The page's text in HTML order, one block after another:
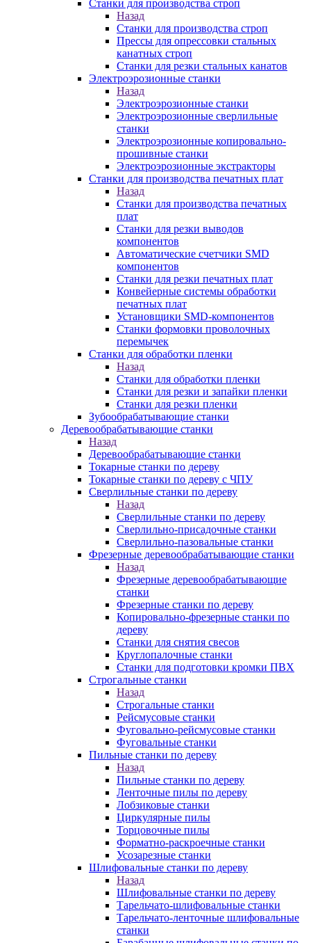
Станки для производства строп
Назад
Станки для производства строп
Прессы для опрессовки стальных
канатных строп
Станки для резки стальных канатов
Электроэрозионные станки
Назад
Электроэрозионные станки
Электроэрозионные сверлильные
станки
Электроэрозионные копировально-
прошивные станки
Электроэрозионные экстракторы
Станки для производства печатных плат
Назад
Станки для производства печатных
плат
Станки для резки выводов
компонентов
Автоматические счетчики SMD
компонентов
Станки для резки печатных плат
Конвейерные системы обработки
печатных плат
Установщики SMD-компонентов
Станки формовки проволочных
перемычек
Станки для обработки пленки
Назад
Станки для обработки пленки
Станки для резки и запайки пленки
Станки для резки пленки
Зубообрабатывающие станки
Деревообрабатывающие станки
Назад
Деревообрабатывающие станки
Токарные станки по дереву
Токарные станки по дереву с ЧПУ
Сверлильные станки по дереву
Назад
Сверлильные станки по дереву
Сверлильно-присадочные станки
Сверлильно-пазовальные станки
Фрезерные деревообрабатывающие станки
Назад
Фрезерные деревообрабатывающие
станки
Фрезерные станки по дереву
Копировально-фрезерные станки по
дереву
Станки для снятия свесов
Круглопалочные станки
Станки для подготовки кромки ПВХ
Строгальные станки
Назад
Строгальные станки
Рейсмусовые станки
Фуговально-рейсмусовые станки
Фуговальные станки
Пильные станки по дереву
Назад
Пильные станки по дереву
Ленточные пилы по дереву
Лобзиковые станки
Циркулярные пилы
Торцовочные пилы
Форматно-раскроечные станки
Усозарезные станки
Шлифовальные станки по дереву
Назад
Шлифовальные станки по дереву
Тарельчато-шлифовальные станки
Тарельчато-ленточные шлифовальные
станки